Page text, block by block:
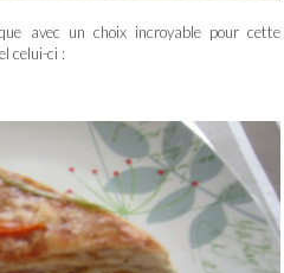
avec un choix incroyable pour cette
celui-ci :